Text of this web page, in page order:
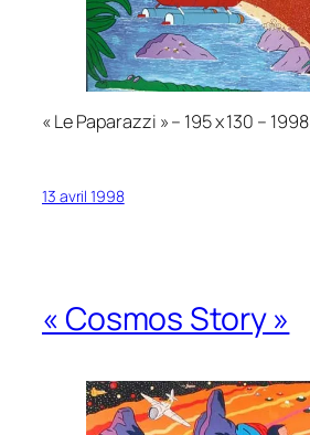
« Le Paparazzi » – 195 x 130 – 1998
13 avril 1998
« Cosmos Story »